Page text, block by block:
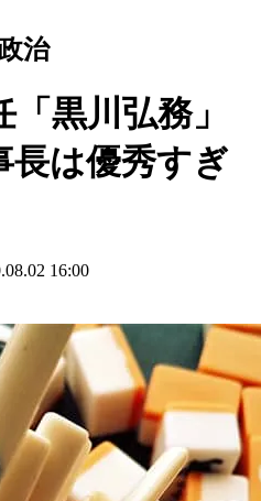
治
黒川弘務」
長は優秀すぎ
16:00